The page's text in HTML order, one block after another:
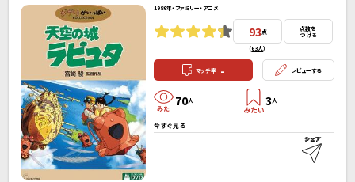
1986年・ファミリー・アニメ
93 点
(63人）
点数を
つける
マッチ率 - レビューする
70人 3人
今すぐ見る